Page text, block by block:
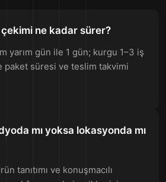
ne kadar sürer?
yarım gün ile 1 gün; kurgu 1–3 iş
paket süresi ve teslim takvimi
mı yoksa lokasyonda mı
tanıtımı ve konuşmacılı